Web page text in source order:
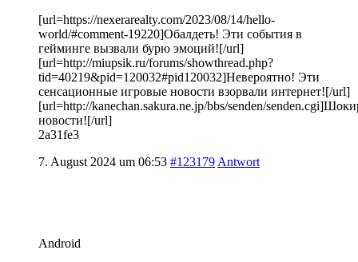
[url=https://nexerarealty.com/2023/08/14/hello-
world/#comment-19220]Обалдеть! Эти события в
гейминге вызвали бурю эмоций![/url]
[url=http://miupsik.ru/forums/showthread.php?
tid=40219&pid=120032#pid120032]Невероятно! Эти
сенсационные игровые новости взорвали интернет![/url]
[url=http://kanechan.sakura.ne.jp/bbs/senden/
новости![/url]
2a31fe3
7. August 2024 um 06:53 #123179 Antwort
Android